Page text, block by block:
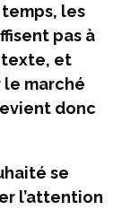
temps, les
pas à
et
le marché
donc
se
l’attention